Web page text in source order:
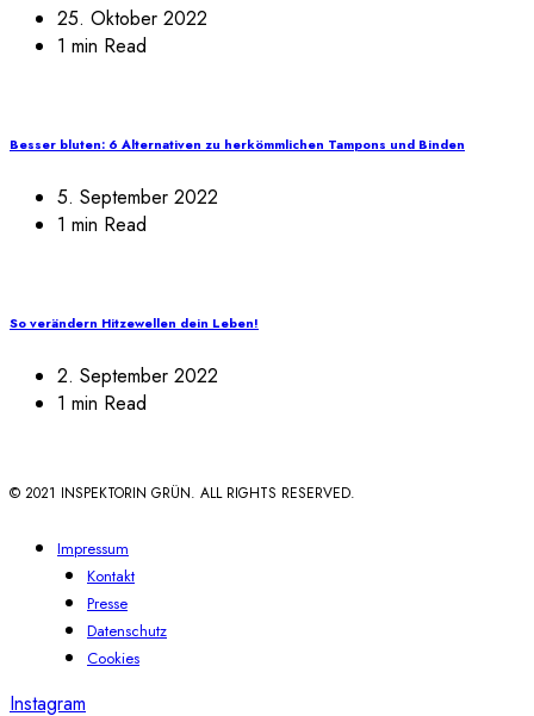
25. Oktober 2022
1 min Read
Besser bluten: 6 Alternativen zu herkömmlichen Tampons und Binden
5. September 2022
1 min Read
So verändern Hitzewellen dein Leben!
2. September 2022
1 min Read
© 2021 INSPEKTORIN GRÜN. ALL RIGHTS RESERVED.
Impressum
Kontakt
Presse
Datenschutz
Cookies
Instagram